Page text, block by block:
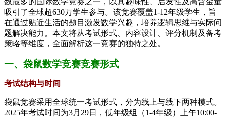
吸引了全球超630万学生参与。该竞赛覆盖1-12年级学生，旨
在通过贴近生活的题目激发数学兴趣，培养逻辑思维与实际问
题解决能力。本文将从考试形式、内容设计、评分机制及备考
策略等维度，全面解析这一竞赛的独特之处。
一、袋鼠数学竞赛竞赛形式
考试结构与时间
袋鼠竞赛采用全球统一考试形式，分为线上与线下两种模式。
2025年考试时间为3月29日，低年级组（1-4年级）上午10:00-